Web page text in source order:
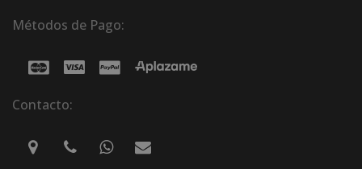
Métodos de Pago:
Contacto: